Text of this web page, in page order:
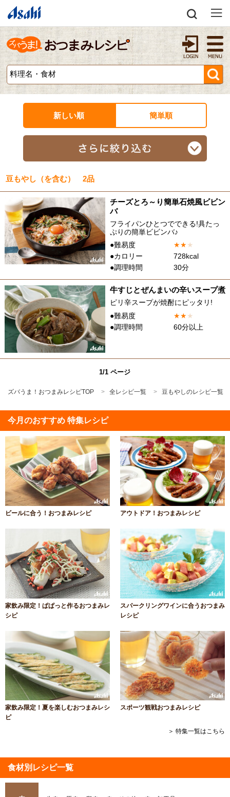
新しい順 簡単順
豆もやし（を含む） 2品
チーズとろ～り簡単石焼風ビビン
バ
フライパンひとつでできる!具たっ
ぷりの簡単ビビンバ♪
●難易度
★★★
●カロリー
728kcal
●調理時間
30分
牛すじとぜんまいの辛いスープ煮
ピリ辛スープが焼酎にピッタリ!
●難易度
★★★
●調理時間
60分以上
1/1 ページ
ズバうま！おつまみレシピTOP 全レシピ一覧 豆もやしのレシピ一覧
今月のおすすめ 特集レシピ
ビールに合う！おつまみレシピ アウトドア！おつまみレシピ
家飲み限定！ぱぱっと作るおつまみレ
シピ
スパークリングワインに合うおつまみ
レシピ
家飲み限定！夏を楽しむおつまみレシ
ピ
スポーツ観戦おつまみレシピ
＞ 特集一覧はこちら
食材別レシピ一覧